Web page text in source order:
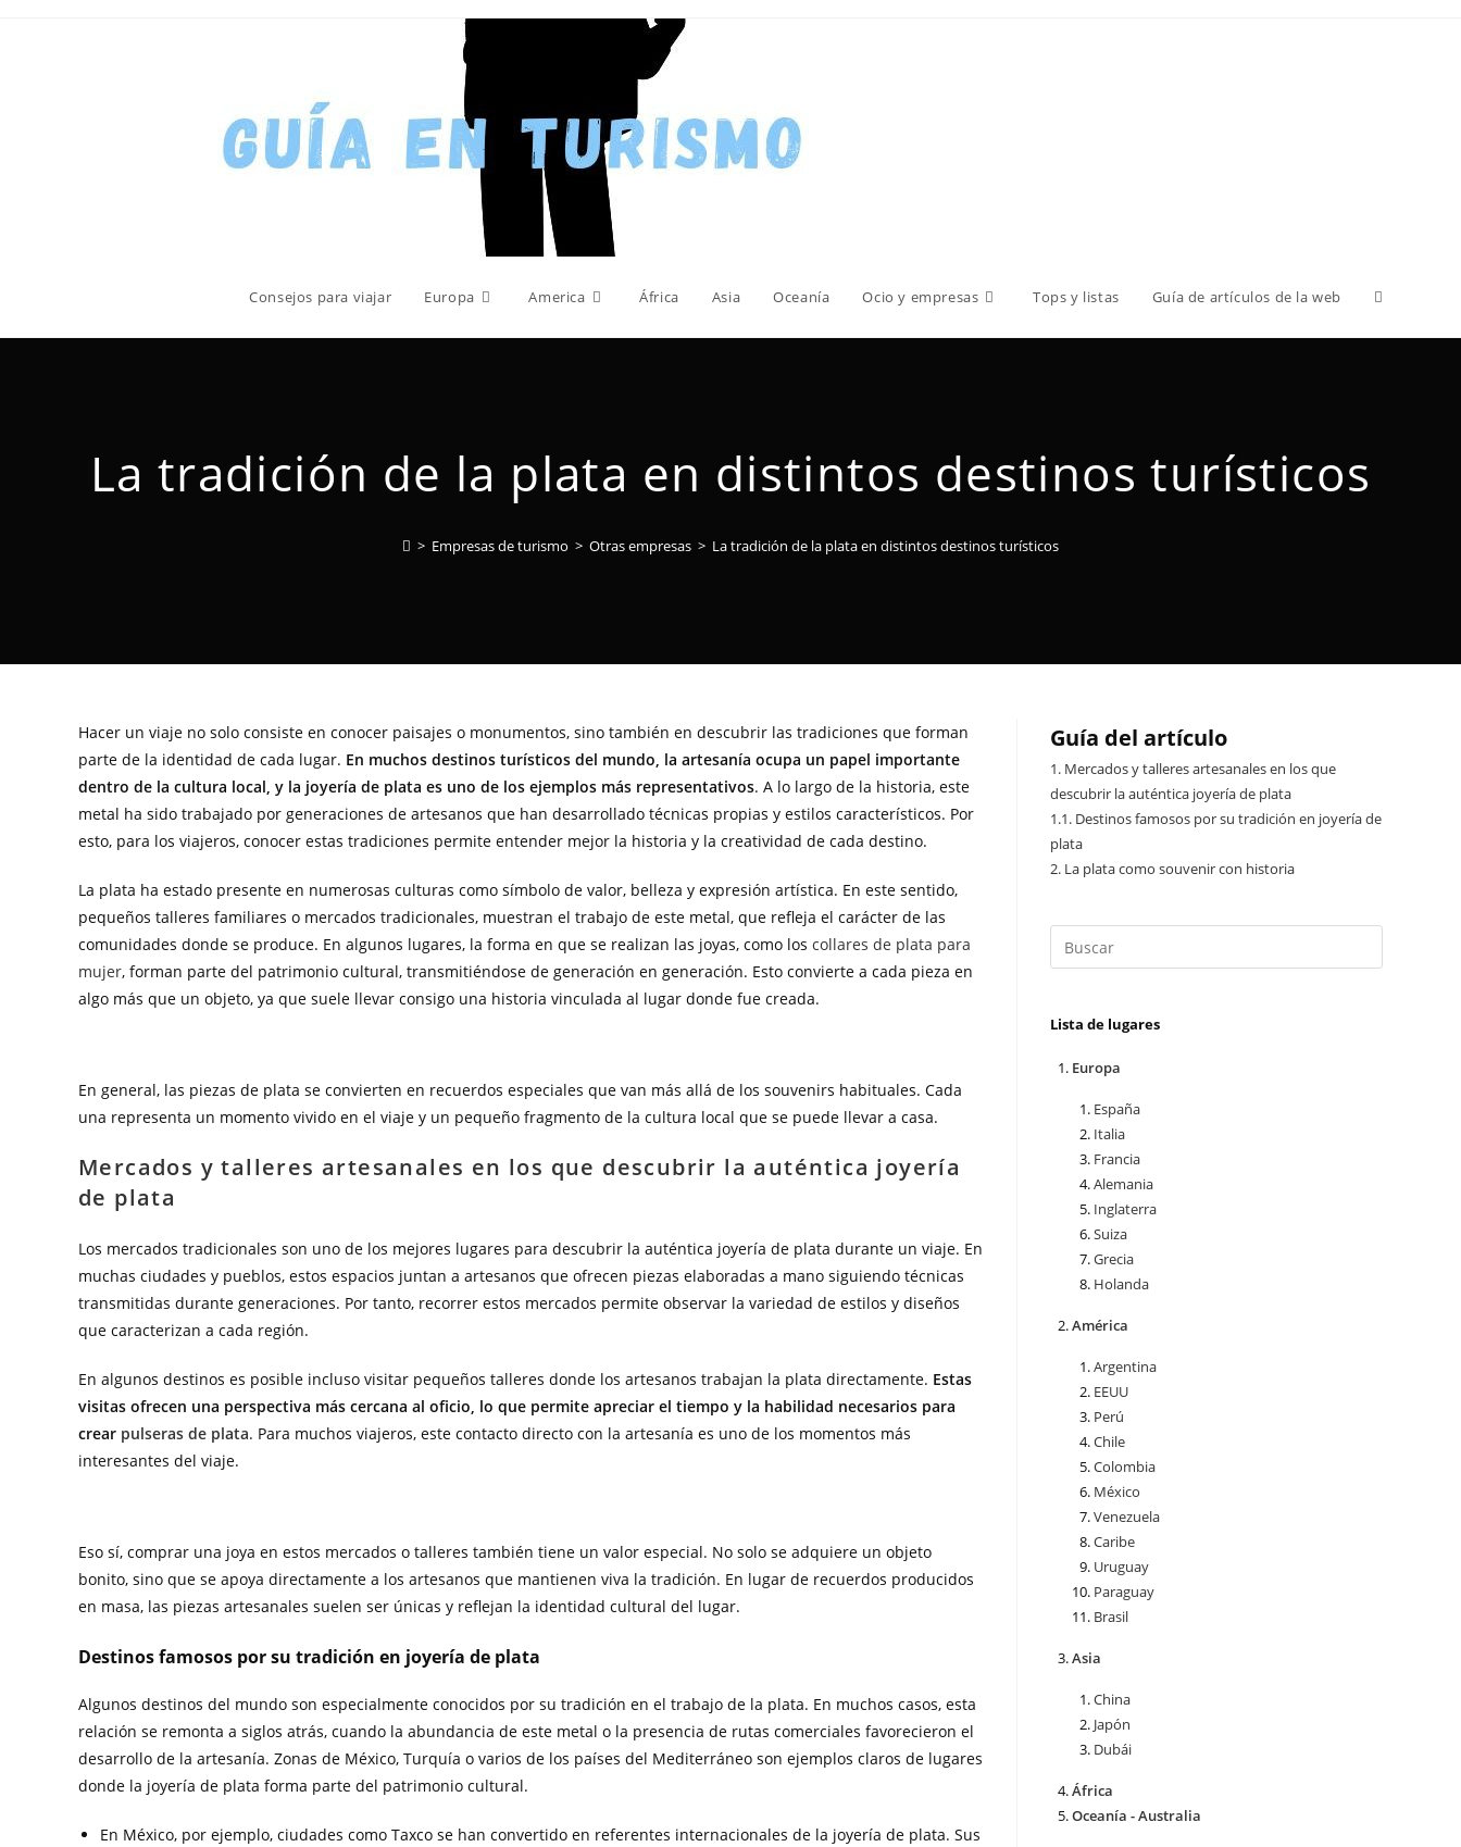
Consejos para viajar Europa America África Asia Oceanía Ocio y empresas Tops y listas Guía de artículos de la web
La tradición de la plata en distintos destinos turísticos
> Empresas de turismo > Otras empresas > La tradición de la plata en distintos destinos turísticos
Hacer un viaje no solo consiste en conocer paisajes o monumentos, sino también en descubrir las tradiciones que forman
parte de la identidad de cada lugar. En muchos destinos turísticos del mundo, la artesanía ocupa un papel importante
dentro de la cultura local, y la joyería de plata es uno de los ejemplos más representativos. A lo largo de la historia, este
metal ha sido trabajado por generaciones de artesanos que han desarrollado técnicas propias y estilos característicos. Por
esto, para los viajeros, conocer estas tradiciones permite entender mejor la historia y la creatividad de cada destino.
La plata ha estado presente en numerosas culturas como símbolo de valor, belleza y expresión artística. En este sentido,
pequeños talleres familiares o mercados tradicionales, muestran el trabajo de este metal, que refleja el carácter de las
comunidades donde se produce. En algunos lugares, la forma en que se realizan las joyas, como los collares de plata para
mujer, forman parte del patrimonio cultural, transmitiéndose de generación en generación. Esto convierte a cada pieza en
algo más que un objeto, ya que suele llevar consigo una historia vinculada al lugar donde fue creada.
En general, las piezas de plata se convierten en recuerdos especiales que van más allá de los souvenirs habituales. Cada
una representa un momento vivido en el viaje y un pequeño fragmento de la cultura local que se puede llevar a casa.
Mercados y talleres artesanales en los que descubrir la auténtica joyería
de plata
Los mercados tradicionales son uno de los mejores lugares para descubrir la auténtica joyería de plata durante un viaje. En
muchas ciudades y pueblos, estos espacios juntan a artesanos que ofrecen piezas elaboradas a mano siguiendo técnicas
transmitidas durante generaciones. Por tanto, recorrer estos mercados permite observar la variedad de estilos y diseños
que caracterizan a cada región.
En algunos destinos es posible incluso visitar pequeños talleres donde los artesanos trabajan la plata directamente. Estas
visitas ofrecen una perspectiva más cercana al oficio, lo que permite apreciar el tiempo y la habilidad necesarios para
crear pulseras de plata. Para muchos viajeros, este contacto directo con la artesanía es uno de los momentos más
interesantes del viaje.
Eso sí, comprar una joya en estos mercados o talleres también tiene un valor especial. No solo se adquiere un objeto
bonito, sino que se apoya directamente a los artesanos que mantienen viva la tradición. En lugar de recuerdos producidos
en masa, las piezas artesanales suelen ser únicas y reflejan la identidad cultural del lugar.
Destinos famosos por su tradición en joyería de plata
Algunos destinos del mundo son especialmente conocidos por su tradición en el trabajo de la plata. En muchos casos, esta
relación se remonta a siglos atrás, cuando la abundancia de este metal o la presencia de rutas comerciales favorecieron el
desarrollo de la artesanía. Zonas de México, Turquía o varios de los países del Mediterráneo son ejemplos claros de lugares
donde la joyería de plata forma parte del patrimonio cultural.
En México, por ejemplo, ciudades como Taxco se han convertido en referentes internacionales de la joyería de plata. Sus
Guía del artículo
1. Mercados y talleres artesanales en los que
descubrir la auténtica joyería de plata
1.1. Destinos famosos por su tradición en joyería de
plata
2. La plata como souvenir con historia
Lista de lugares
Europa
España
Italia
Francia
Alemania
Inglaterra
Suiza
Grecia
Holanda
América
Argentina
EEUU
Perú
Chile
Colombia
México
Venezuela
Caribe
Uruguay
Paraguay
Brasil
Asia
China
Japón
Dubái
África
Oceanía - Australia